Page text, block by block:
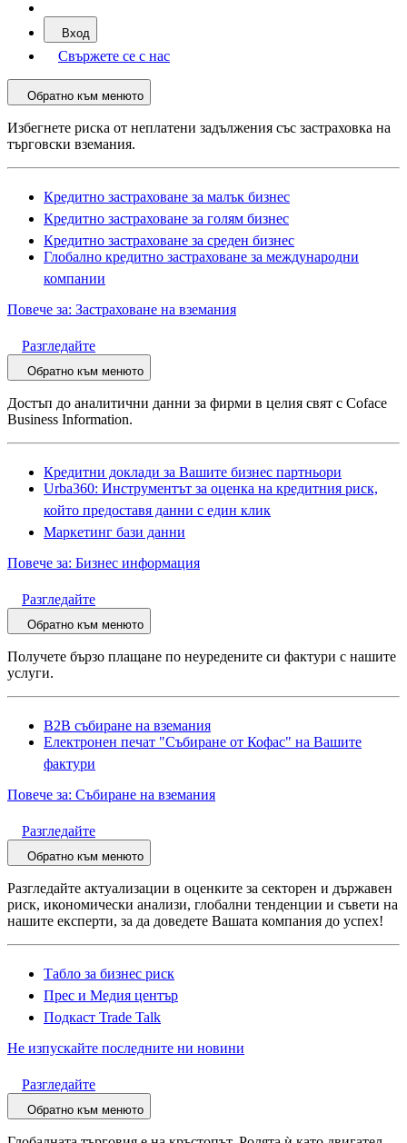
Вход
Свържете се с нас
Обратно към менюто
Избегнете риска от неплатени задължения със застраховка на
търговски вземания.
Кредитно застраховане за малък бизнес
Кредитно застраховане за голям бизнес
Кредитно застраховане за среден бизнес
Глобално кредитно застраховане за международни
компании
Повече за: Застраховане на вземания
Разгледайте
Обратно към менюто
Достъп до аналитични данни за фирми в целия свят с Coface
Business Information.
Кредитни доклади за Вашите бизнес партньори
Urba360: Инструментът за оценка на кредитния риск,
който предоставя данни с един клик
Маркетинг бази данни
Повече за: Бизнес информация
Разгледайте
Обратно към менюто
Получете бързо плащане по неуредените си фактури с нашите
услуги.
B2B събиране на вземания
Електронен печат "Събиране от Кофас" на Вашите
фактури
Повече за: Събиране на вземания
Разгледайте
Обратно към менюто
Разгледайте актуализации в оценките за секторен и държавен
риск, икономически анализи, глобални тенденции и съвети на
нашите експерти, за да доведете Вашата компания до успех!
Табло за бизнес риск
Прес и Медия център
Подкаст Trade Talk
Не изпускайте последните ни новини
Разгледайте
Обратно към менюто